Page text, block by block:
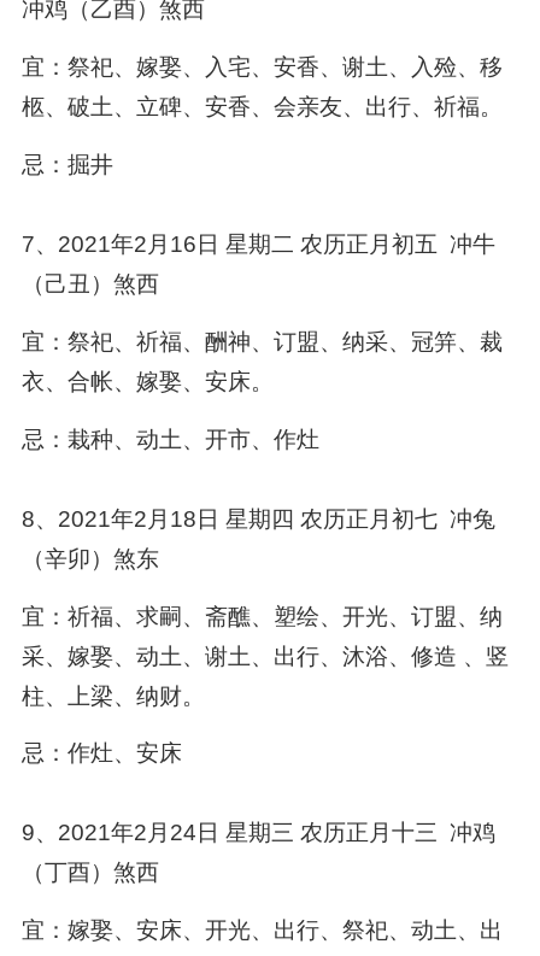
冲鸡（乙酉）煞西
宜：祭祀、嫁娶、入宅、安香、谢土、入殓、移
柩、破土、立碑、安香、会亲友、出行、祈福。
忌：掘井
7、2021年2月16日 星期二 农历正月初五 冲牛
（己丑）煞西
宜：祭祀、祈福、酬神、订盟、纳采、冠笄、裁
衣、合帐、嫁娶、安床。
忌：栽种、动土、开市、作灶
8、2021年2月18日 星期四 农历正月初七 冲兔
（辛卯）煞东
宜：祈福、求嗣、斋醮、塑绘、开光、订盟、纳
采、嫁娶、动土、谢土、出行、沐浴、修造 、竖
柱、上梁、纳财。
忌：作灶、安床
9、2021年2月24日 星期三 农历正月十三 冲鸡
（丁酉）煞西
宜：嫁娶、安床、开光、出行、祭祀、动土、出